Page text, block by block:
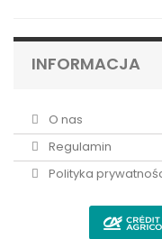
INFORMACJA
O nas
Regulamin
Polityka